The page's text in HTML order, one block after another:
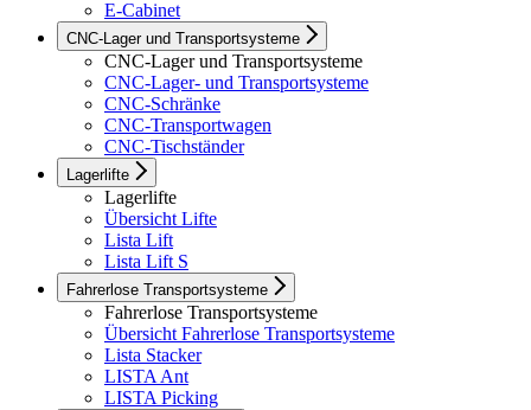
E-Cabinet
CNC-Lager und Transportsysteme
CNC-Lager und Transportsysteme
CNC-Lager- und Transportsysteme
CNC-Schränke
CNC-Transportwagen
CNC-Tischständer
Lagerlifte
Lagerlifte
Übersicht Lifte
Lista Lift
Lista Lift S
Fahrerlose Transportsysteme
Fahrerlose Transportsysteme
Übersicht Fahrerlose Transportsysteme
Lista Stacker
LISTA Ant
LISTA Picking